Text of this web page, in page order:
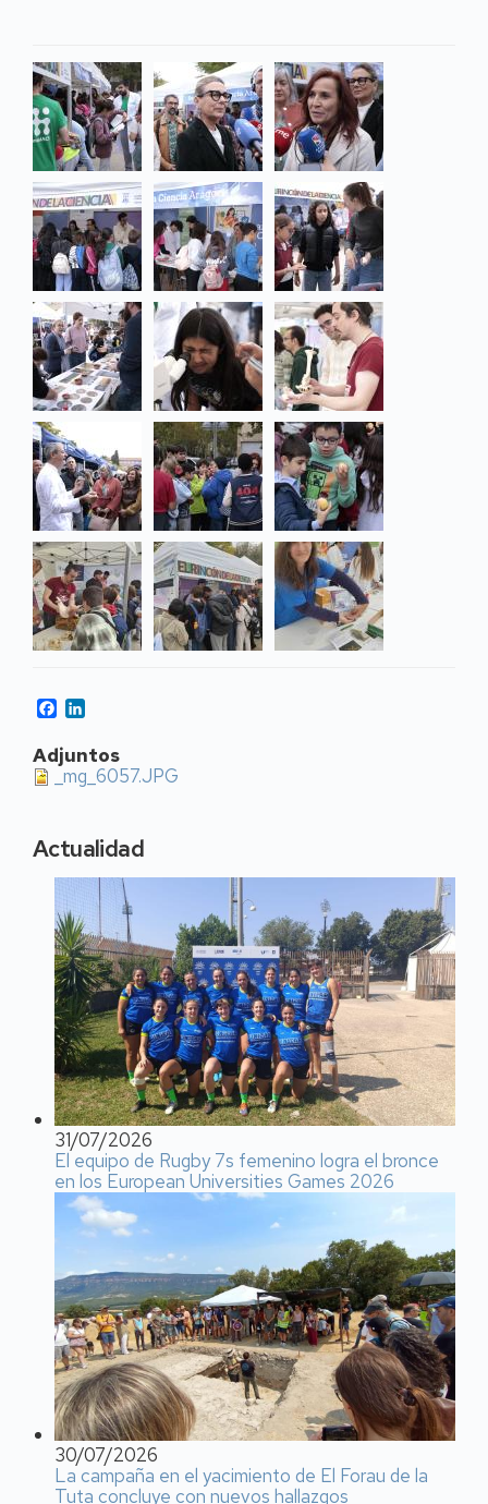
Facebook
Adjuntos
_mg_6057.JPG
Actualidad
31/07/2026
El equipo de Rugby 7s femenino logra el bronce
en los European Universities Games 2026
30/07/2026
La campaña en el yacimiento de El Forau de la
Tuta concluye con nuevos hallazgos